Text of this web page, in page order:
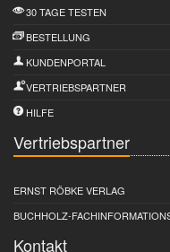
30 TAGE TESTEN
BESTELLUNG
KUNDENPORTAL
VERTRIEBSPARTNER
HILFE
Vertriebspartner
ERNST RÖBKE VERLAG
BUCHHOLZ-
Kontakt